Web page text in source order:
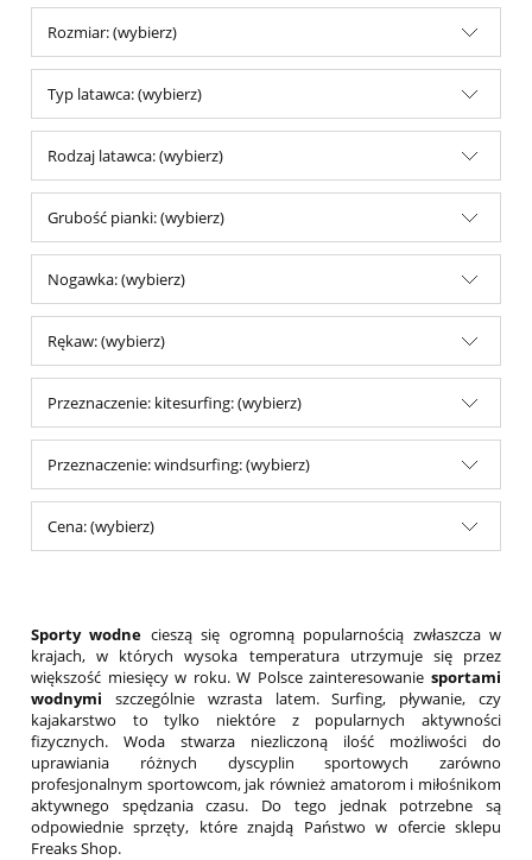
Rozmiar: (wybierz)
Typ latawca: (wybierz)
Rodzaj latawca: (wybierz)
Grubość pianki: (wybierz)
Nogawka: (wybierz)
Rękaw: (wybierz)
Przeznaczenie: kitesurfing: (wybierz)
Przeznaczenie: windsurfing: (wybierz)
Cena: (wybierz)
Sporty wodne cieszą się ogromną popularnością zwłaszcza w
krajach, w których wysoka temperatura utrzymuje się przez
większość miesięcy w roku. W Polsce zainteresowanie sportami
wodnymi szczególnie wzrasta latem. Surfing, pływanie, czy
kajakarstwo to tylko niektóre z popularnych aktywności
fizycznych. Woda stwarza niezliczoną ilość możliwości do
uprawiania różnych dyscyplin sportowych zarówno
profesjonalnym sportowcom, jak również amatorom i miłośnikom
aktywnego spędzania czasu. Do tego jednak potrzebne są
odpowiednie sprzęty, które znajdą Państwo w ofercie sklepu
Freaks Shop.